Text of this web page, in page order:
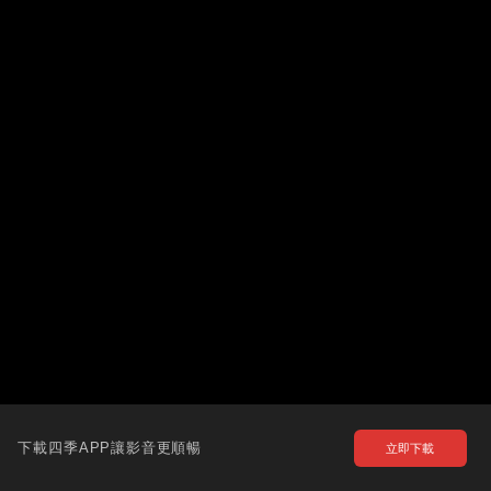
下載四季APP讓影音更順暢 立即下載